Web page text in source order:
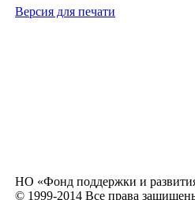
Версия для печати
НО «Фонд поддержки и
© 1999-2014 Все права